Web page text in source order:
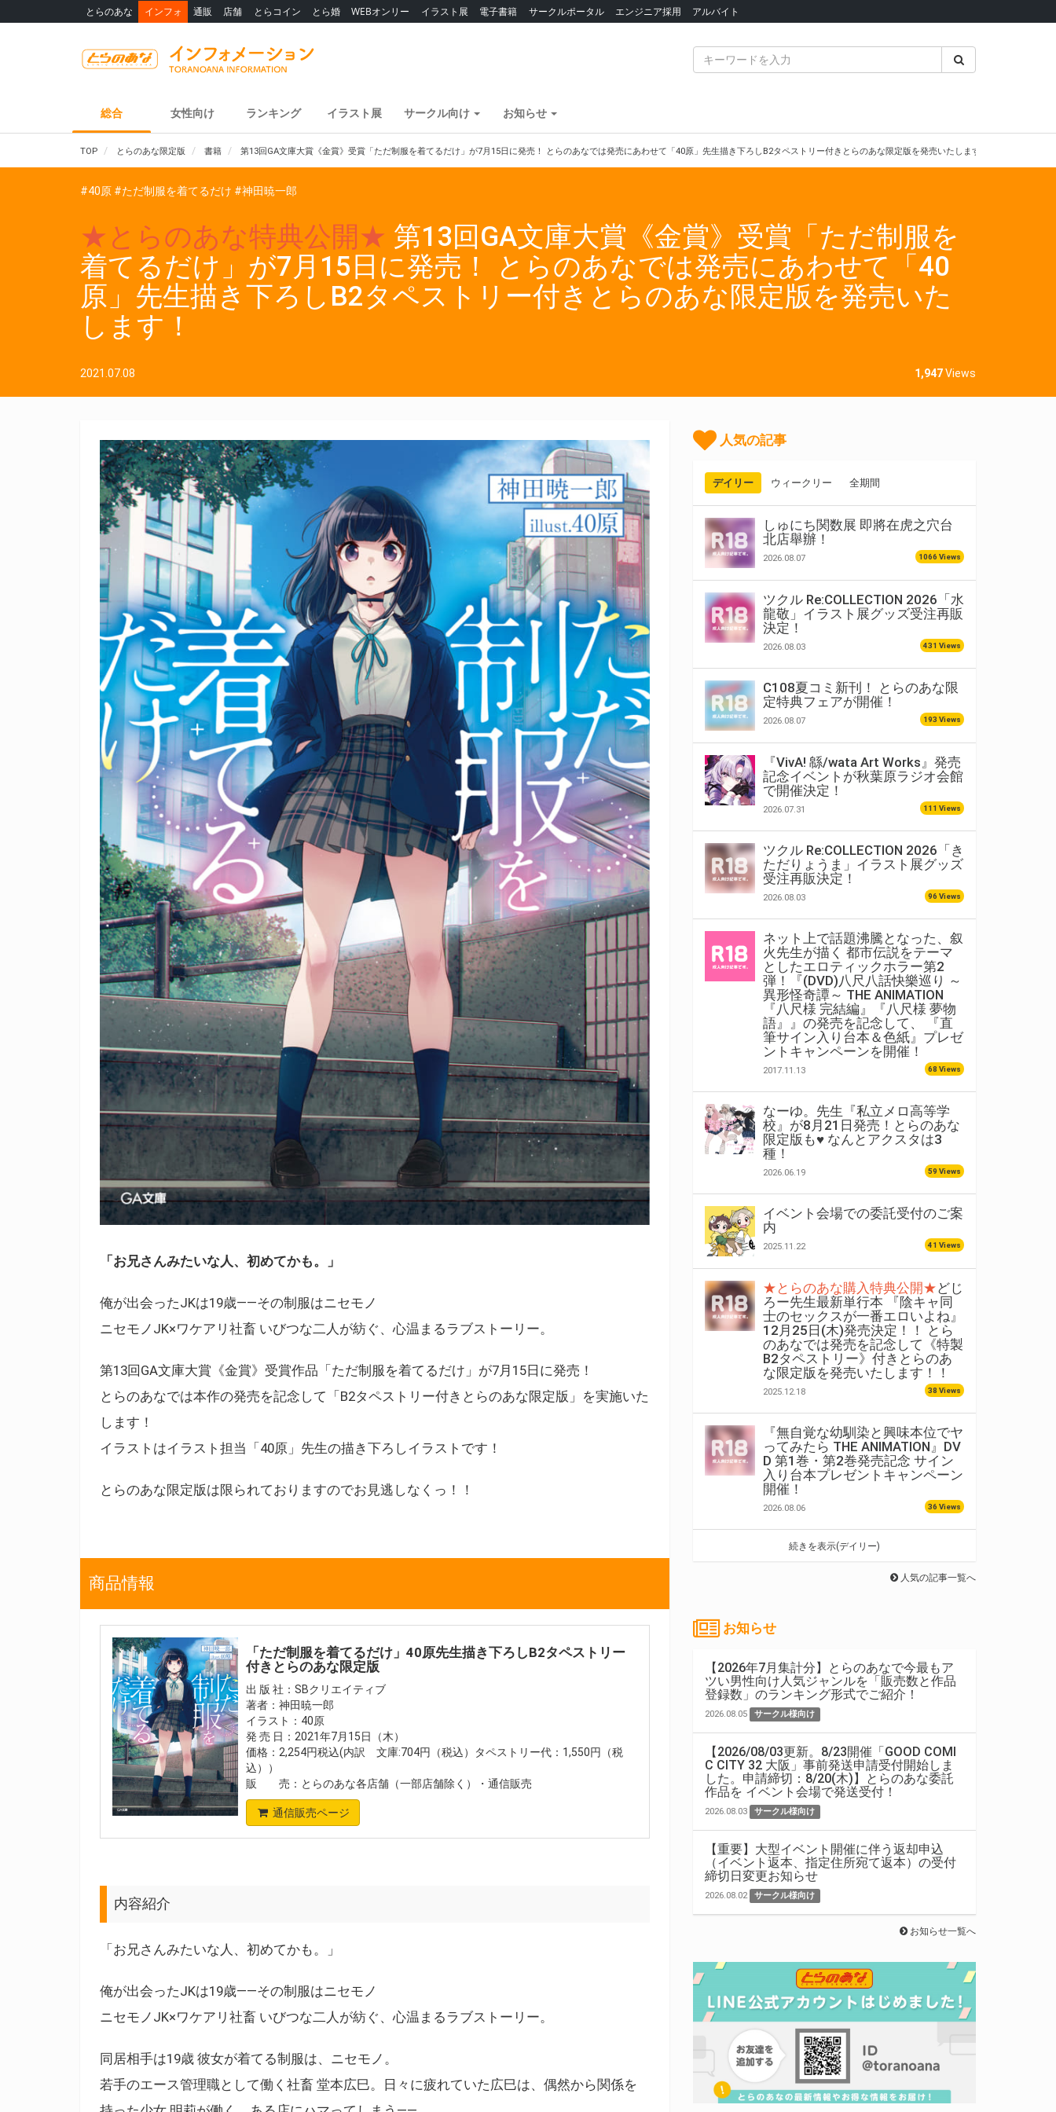
とらのあな インフォ 通販 店舗 とらコイン とら婚 WEBオンリー イラスト展 電子書籍 サークルポータル エンジニア採用 アルバイト
総合 女性向け ランキング イラスト展 サークル向け お知らせ
TOP とらのあな限定版 書籍 第13回GA文庫大賞《金賞》受賞「ただ制服を着てるだけ」が7月15日に発売！ とらのあなでは発売にあわせて「40原」先生描き下ろしB2タペストリー付きとらのあな限定版を発売いたします！
#40原 #ただ制服を着てるだけ #神田暁一郎
★とらのあな特典公開★ 第13回GA文庫大賞《金賞》受賞「ただ制服を
着てるだけ」が7月15日に発売！ とらのあなでは発売にあわせて「40
原」先生描き下ろしB2タペストリー付きとらのあな限定版を発売いた
します！
2021.07.08 1,947Views
「お兄さんみたいな人、初めてかも。」
俺が出会ったJKは19歳――その制服はニセモノ
ニセモノJK×ワケアリ社畜 いびつな二人が紡ぐ、心温まるラブストーリー。
第13回GA文庫大賞《金賞》受賞作品「ただ制服を着てるだけ」が7月15日に発売！
とらのあなでは本作の発売を記念して「B2タペストリー付きとらのあな限定版」を実施いた
します！
イラストはイラスト担当「40原」先生の描き下ろしイラストです！
とらのあな限定版は限られておりますのでお見逃しなくっ！！
商品情報
「ただ制服を着てるだけ」40原先生描き下ろしB2タペストリー
付きとらのあな限定版
出 版 社：SBクリエイティブ
著者：神田暁一郎
イラスト：40原
発 売 日：2021年7月15日（木）
価格：2,254円税込(内訳 文庫:704円（税込）タペストリー代：1,550円（税
込））
販 売：とらのあな各店舗（一部店舗除く）・通信販売
通信販売ページ
内容紹介
「お兄さんみたいな人、初めてかも。」
俺が出会ったJKは19歳――その制服はニセモノ
ニセモノJK×ワケアリ社畜 いびつな二人が紡ぐ、心温まるラブストーリー。
同居相手は19歳 彼女が着てる制服は、ニセモノ。
若手のエース管理職として働く社畜 堂本広巳。日々に疲れていた広巳は、偶然から関係を
人気の記事
デイリー ウィークリー 全期間
しゅにち関数展 即將在虎之穴台
北店舉辦！
2026.08.07 1066 Views
ツクル Re:COLLECTION 2026「水
龍敬」イラスト展グッズ受注再販
決定！
2026.08.03 431 Views
C108夏コミ新刊！ とらのあな限
定特典フェアが開催！
2026.08.07 193 Views
『VivA! 緜/wata Art Works』発売
記念イベントが秋葉原ラジオ会館
で開催決定！
2026.07.31 111 Views
ツクル Re:COLLECTION 2026「き
ただりょうま」イラスト展グッズ
受注再販決定！
2026.08.03 96 Views
ネット上で話題沸騰となった、叙
火先生が描く 都市伝説をテーマ
としたエロティックホラー第2
弾！『(DVD)八尺八話快樂巡り ～
異形怪奇譚～ THE ANIMATION
『八尺様 完結編』『八尺様 夢物
語』』の発売を記念して、 『直
筆サイン入り台本＆色紙』プレゼ
ントキャンペーンを開催！
2017.11.13 68 Views
なーゆ。先生『私立メロ高等学
校』が8月21日発売！とらのあな
限定版も♥ なんとアクスタは3
種！
2026.06.19 59 Views
イベント会場での委託受付のご案
内
2025.11.22 41 Views
★とらのあな購入特典公開★どじ
ろー先生最新単行本 『陰キャ同
士のセックスが一番エロいよね』
12月25日(木)発売決定！！ とら
のあなでは発売を記念して《特製
B2タペストリー》付きとらのあ
な限定版を発売いたします！！
2025.12.18 38 Views
『無自覚な幼馴染と興味本位でヤ
ってみたら THE ANIMATION』DV
D 第1巻・第2巻発売記念 サイン
入り台本プレゼントキャンペーン
開催！
2026.08.06 36 Views
続きを表示(デイリー)
人気の記事一覧へ
お知らせ
【2026年7月集計分】とらのあなで今最もア
ツい男性向け人気ジャンルを「販売数と作品
登録数」のランキング形式でご紹介！
2026.08.05 サークル様向け
【2026/08/03更新。8/23開催「GOOD COMI
C CITY 32 大阪」事前発送申請受付開始しま
した。申請締切：8/20(木)】とらのあな委託
作品を イベント会場で発送受付！
2026.08.03 サークル様向け
【重要】大型イベント開催に伴う返却申込
（イベント返本、指定住所宛て返本）の受付
締切日変更お知らせ
2026.08.02 サークル様向け
お知らせ一覧へ